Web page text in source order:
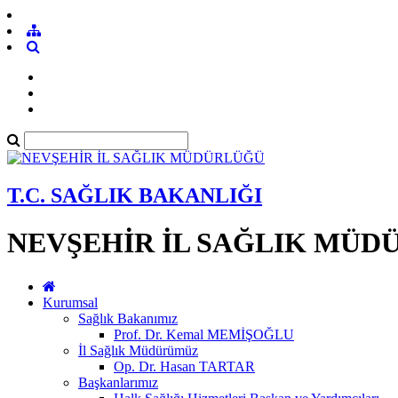
T.C. SAĞLIK BAKANLIĞI
NEVŞEHİR İL SAĞLIK
Kurumsal
Sağlık Bakanımız
Prof. Dr. Kemal MEMİŞOĞLU
İl Sağlık Müdürümüz
Op. Dr. Hasan TARTAR
Başkanlarımız